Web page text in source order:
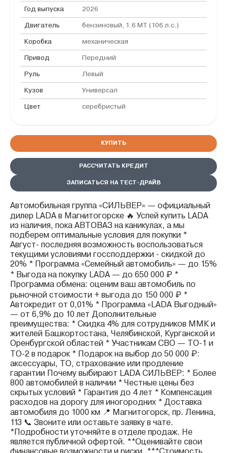
Год выпуска 2026
Двигатель бензиновый, 1.6 MT (106 л.с.)
Коробка механическая
Привод Передний
Руль Левый
Кузов Универсал
Цвет серебристый
КУПИТЬ
РАССЧИТАТЬ КРЕДИТ
ЗАПИСАТЬСЯ НА ТЕСТ-ДРАЙВ
Автомобильная группа «СИЛЬВЕР» — официальный
дилер LADA в Магнитогорске 🔥 Успей купить LADA
из наличия, пока АВТОВАЗ на каникулах, а мы
подберем оптимальные условия для покупки *
Август- последняя возможность воспользоваться
текущими условиями госсподдержки - скидкой до
20% * Программа «Семейный автомобиль» — до 15%
* Выгода на покупку LADA — до 650 000 ₽ *
Программа обмена: оценим ваш автомобиль по
рыночной стоимости + выгода до 150 000 ₽ *
Автокредит от 0,01% * Программа «LADA Выгодный»
— от 6,9% до 10 лет Дополнительные
преимущества: * Скидка 4% для сотрудников ММК и
жителей Башкортостана, Челябинской, Курганской и
Оренбургской областей * Участникам СВО — ТО-1 и
ТО-2 в подарок * Подарок на выбор до 50 000 ₽:
аксессуары, ТО, страхование или продление
гарантии Почему выбирают LADA СИЛЬВЕР: * Более
800 автомобилей в наличии * Честные цены без
скрытых условий * Гарантия до 4 лет * Компенсация
расходов на дорогу для иногородних * Доставка
автомобиля до 1000 км 📍 Магнитогорск, пр. Ленина,
113 📞 Звоните или оставьте заявку в чате.
*Подробности уточняйте в отделе продаж. Не
является публичной офертой. **Оценивайте свои